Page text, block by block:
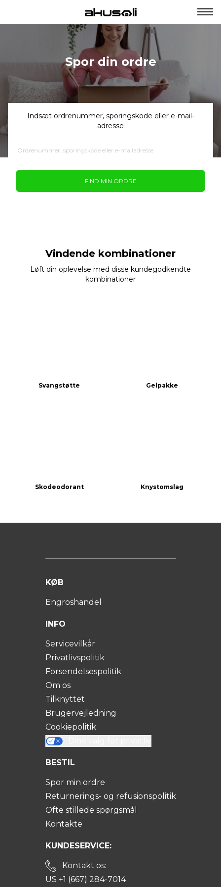
Spor din ordre
Indsæt ordrenummer, sporingskode eller e-mail-
adresse
FIND MIN ORDRE
Vindende kombinationer
Løft din oplevelse med disse kundegodkendte
kombinationer
Svangstøtte Gelpakke
Skodeodorant Knystomslag
KØB
Engroshandel
INFO
Servicevilkår
Privatlivspolitik
Forsendelsespolitik
Om os
Tilknyttet
Brugervejledning
Cookiepolitik
BESTIL
Spor min ordre
Returnerings- og refusionspolitik
Ofte stillede spørgsmål
Kontakte
KUNDESERVICE:
Kontakt os:
US +1 (667) 284-7014